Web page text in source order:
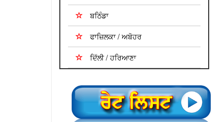
ਬਠਿੰਡਾ
ਫਾਜ਼ਿਲਕਾ / ਅਬੋਹਰ
ਦਿੱਲੀ / ਹਰਿਆਣਾ